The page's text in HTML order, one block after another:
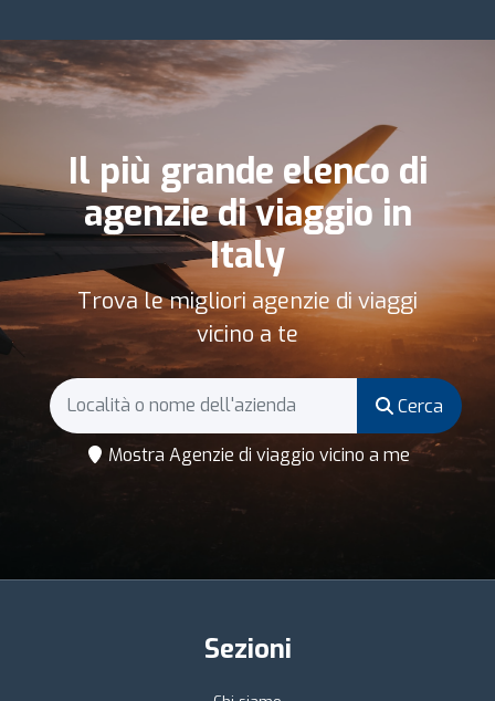
Il più grande elenco di
agenzie di viaggio in
Italy
Trova le migliori agenzie di viaggi
vicino a te
Cerca
Mostra Agenzie di viaggio vicino a me
Sezioni